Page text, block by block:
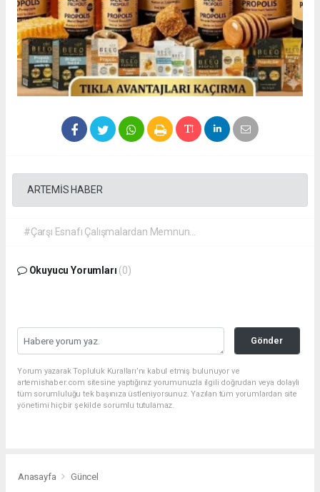
ARTEMİS HABER
#Çarşı Esnafı Çalışmalardan Memnun...
Okuyucu Yorumları (0)
Gönder
Yorum yazarak Topluluk Kuralları’nı kabul etmiş bulunuyor ve
artemishaber.com sitesine yaptığınız yorumunuzla ilgili doğrudan veya dolaylı
tüm sorumluluğu tek başınıza üstleniyorsunuz. Yazılan tüm yorumlardan site
yönetimi hiçbir şekilde sorumlu tutulamaz.
Anasayfa Güncel